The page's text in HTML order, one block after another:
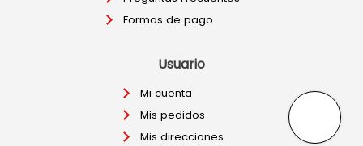
Formas de pago
Usuario
Mi cuenta
Mis pedidos
Mis direcciones